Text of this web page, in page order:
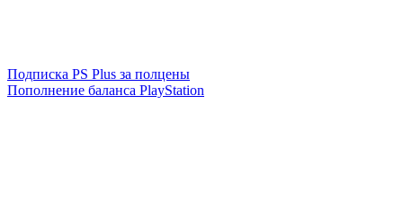
Подписка PS Plus за полцены
Пополнение баланса PlayStation